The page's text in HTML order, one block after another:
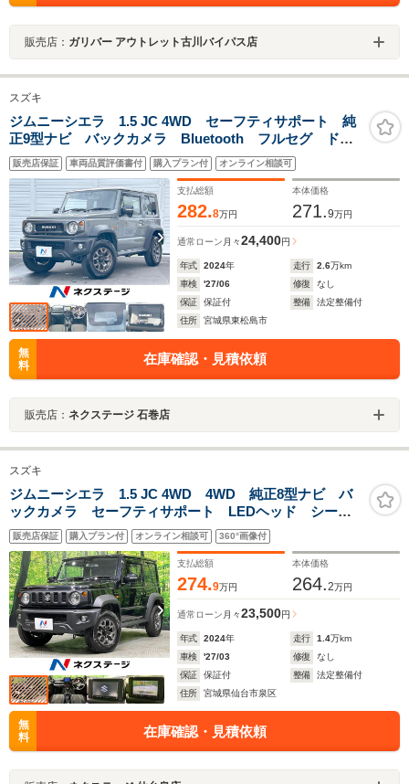
販売店： ガリバー アウトレット古川バイパス店
スズキ
ジムニーシエラ 1.5 JC 4WD セーフティサポート 純
正9型ナビ バックカメラ Bluetooth フルセグ ドラ
レコ ETC コーナーセンサー シートヒーター 革巻
ステアリング LEDヘッド クルコン 禁煙車
販売店保証 車両品質評価書付 購入プラン付 オンライン相談可
支払総額
282.8万円
本体価格
271.9万円
通常ローン 月々24,400円
年式 2024年 走行 2.6万km
車検
'27/06 修復
なし
保証
保証付 整備
法定整備付
住所
宮城県東松島市
無
料
在庫確認・見積依頼
販売店： ネクステージ 石巻店
スズキ
ジムニーシエラ 1.5 JC 4WD 4WD 純正8型ナビ バ
ックカメラ セーフティサポート LEDヘッド シート
ヒーター フルセグ ETC クルコン スマートキー
オートライト オートエアコン 革巻きハンドル 電動
格納ドアミラー 禁煙車
販売店保証 購入プラン付 オンライン相談可 360°画像付
支払総額
274.9万円
本体価格
264.2万円
通常ローン 月々23,500円
年式 2024年 走行 1.4万km
車検
'27/03 修復
なし
保証
保証付 整備
法定整備付
住所
宮城県仙台市泉区
無
料
在庫確認・見積依頼